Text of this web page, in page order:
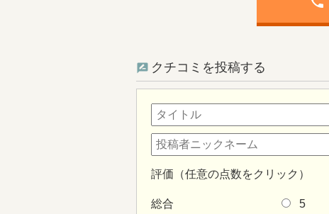
クチコミを投稿する
評価（任意の点数をクリック）
総合 5